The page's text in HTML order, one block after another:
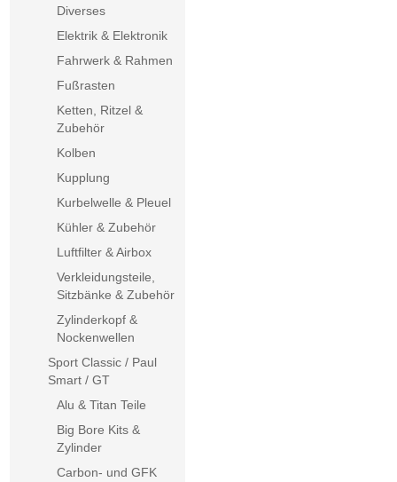
Diverses
Elektrik & Elektronik
Fahrwerk & Rahmen
Fußrasten
Ketten, Ritzel &
Zubehör
Kolben
Kupplung
Kurbelwelle & Pleuel
Kühler & Zubehör
Luftfilter & Airbox
Verkleidungsteile,
Sitzbänke & Zubehör
Zylinderkopf &
Nockenwellen
Sport Classic / Paul
Smart / GT
Alu & Titan Teile
Big Bore Kits &
Zylinder
Carbon- und GFK